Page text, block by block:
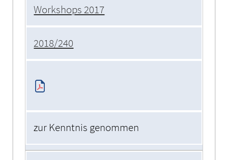
Workshops 2017
2018/240
zur Kenntnis genommen